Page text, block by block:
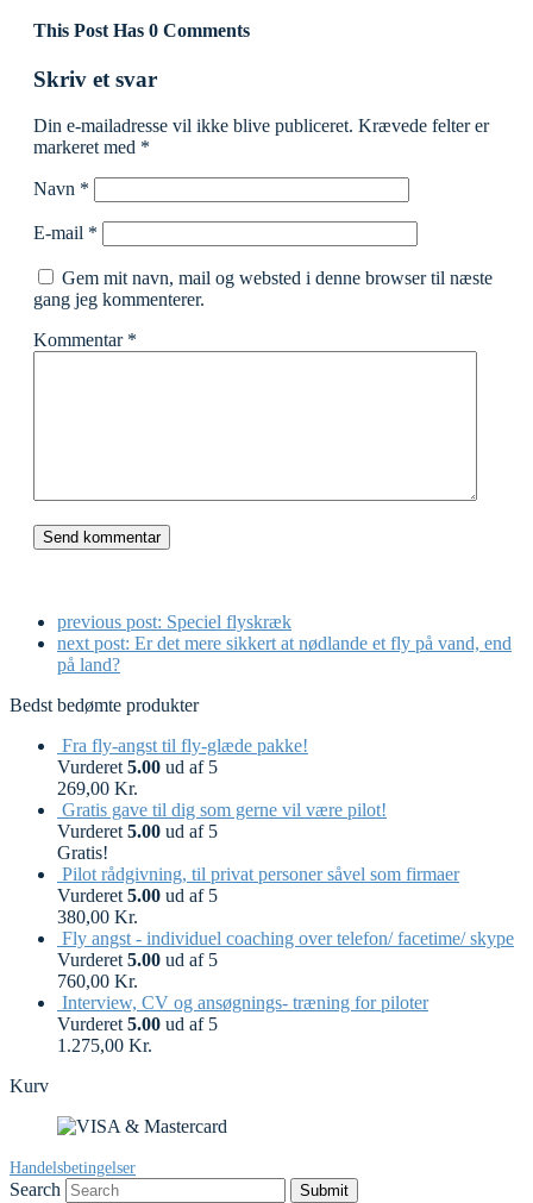
This Post Has 0 Comments
Skriv et svar
Din e-mailadresse vil ikke blive publiceret. Krævede felter er
markeret med *
Navn *
E-mail *
Gem mit navn, mail og websted i denne browser til næste
gang jeg kommenterer.
Kommentar *
previous post: Speciel flyskræk
next post: Er det mere sikkert at nødlande et fly på vand, end
på land?
Bedst bedømte produkter
Fra fly-angst til fly-glæde pakke!
Vurderet 5.00 ud af 5
269,00 Kr.
Gratis gave til dig som gerne vil være pilot!
Vurderet 5.00 ud af 5
Gratis!
Pilot rådgivning, til privat personer såvel som firmaer
Vurderet 5.00 ud af 5
380,00 Kr.
Fly angst - individuel coaching over telefon/ facetime/ skype
Vurderet 5.00 ud af 5
760,00 Kr.
Interview, CV og ansøgnings- træning for piloter
Vurderet 5.00 ud af 5
1.275,00 Kr.
Kurv
Handelsbetingelser
Search Submit